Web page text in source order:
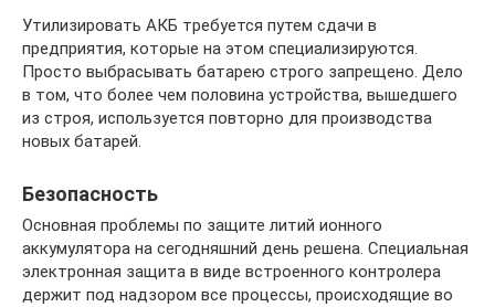
Утилизировать АКБ требуется путем сдачи в
предприятия, которые на этом специализируются.
Просто выбрасывать батарею строго запрещено. Дело
в том, что более чем половина устройства, вышедшего
из строя, используется повторно для производства
новых батарей.
Безопасность
Основная проблемы по защите литий ионного
аккумулятора на сегодняшний день решена. Специальная
электронная защита в виде встроенного контролера
держит под надзором все процессы, происходящие во